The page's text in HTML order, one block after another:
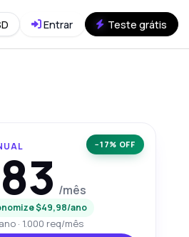
Entrar Teste grátis
−17% OFF
/mês
$49,98/ano
· 1.000 req/mês